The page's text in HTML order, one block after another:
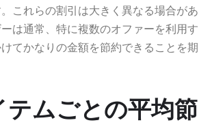
これらの割引は大きく異なる場合があ
は通常、特に複数のオファーを利用す
てかなりの金額を節約できることを期
テムごとの平均節